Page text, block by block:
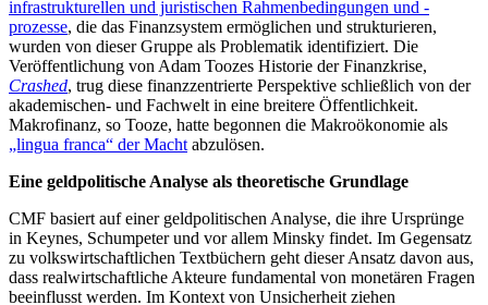
infrastrukturellen und juristischen Rahmenbedingungen und -
prozesse, die das Finanzsystem ermöglichen und strukturieren,
wurden von dieser Gruppe als Problematik identifiziert. Die
Veröffentlichung von Adam Toozes Historie der Finanzkrise,
Crashed, trug diese finanzzentrierte Perspektive schließlich von der
akademischen- und Fachwelt in eine breitere Öffentlichkeit.
Makrofinanz, so Tooze, hatte begonnen die Makroökonomie als
„lingua franca“ der Macht abzulösen.
Eine geldpolitische Analyse als theoretische Grundlage
CMF basiert auf einer geldpolitischen Analyse, die ihre Ursprünge
in Keynes, Schumpeter und vor allem Minsky findet. Im Gegensatz
zu volkswirtschaftlichen Textbüchern geht dieser Ansatz davon aus,
dass realwirtschaftliche Akteure fundamental von monetären Fragen
beeinflusst werden. Im Kontext von Unsicherheit ziehen